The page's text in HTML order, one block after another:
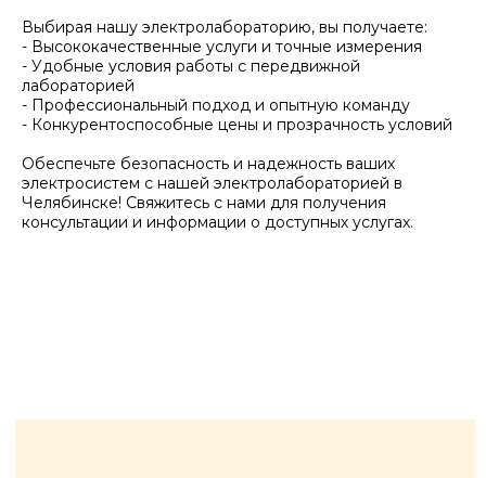
Выбирая нашу электролабораторию, вы получаете:
- Высококачественные услуги и точные измерения
- Удобные условия работы с передвижной
лабораторией
- Профессиональный подход и опытную команду
- Конкурентоспособные цены и прозрачность условий
Обеспечьте безопасность и надежность ваших
электросистем с нашей электролабораторией в
Челябинске! Свяжитесь с нами для получения
консультации и информации о доступных услугах.
Я даю согласие на обработку
персональных данных и
соглашаюсь сполитикой
конфиденциальностисайта.